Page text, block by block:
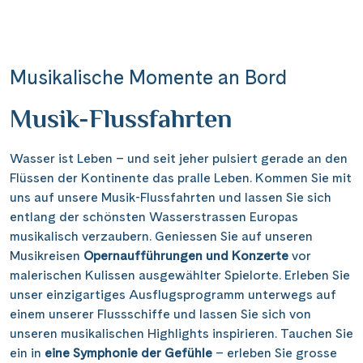
Kontakt
Reisekalender
Reisegutscheine
Newsletter
Reisekataloge
Kundenlogin
Hotline 0800 626 550DE| FR
Musikalische Momente an Bord
Musik-Flussfahrten
Wasser ist Leben – und seit jeher pulsiert gerade an den
Flüssen der Kontinente das pralle Leben. Kommen Sie mit
uns auf unsere Musik-Flussfahrten und lassen Sie sich
entlang der schönsten Wasserstrassen Europas
musikalisch verzaubern. Geniessen Sie auf unseren
Musikreisen Opernaufführungen und Konzerte vor
malerischen Kulissen ausgewählter Spielorte. Erleben Sie
unser einzigartiges Ausflugsprogramm unterwegs auf
einem unserer Flussschiffe und lassen Sie sich von
unseren musikalischen Highlights inspirieren. Tauchen Sie
ein in eine Symphonie der Gefühle – erleben Sie grosse
Schweiz (32)
Slowakei (11)
Ungarn (14)
Asien(28)
weitere Länder & Kontinente(49)
Havel, Peene & Hunte(20)
Maas & IJsselmeer (18)
Mosel(25)
Neckar(4)
Nil(8)
Oder, Ostsee, Nord-Ostsee-Kanal(19)
Oder, Ostsee, Peene(2)
Rhein(140)
Rhône & Saône (9)
Thurgau Avanti (19)
Thurgau Chopin (37)
Thurgau Gold (35)
Thurgau Prestige(24)
Thurgau Saxonia(28)
Voyage (5)
Naturreise (43)
Silvester (9)
Stricken(2)
Tanzreise(1)
Tulpenblüte(8)
Velo und Schiff (20)
Weihnachten(1)
Wellness und Erholung(2)
Wildlife(1)
Kloster Weltenburg
Kreidefelsen Rügen(2)
Krka Nationalpark(2)
Käsemarkt Alkmaar(4)
Kölner Dom(16)
Loreley, Romantischer Rhein (34)
Meyer Werft Papenburg(4)
Nord-Ostsee-Kanal (4)
Pont d’Avignon(6)
Hamburg
Koblenz (2)
Lagarde(1)
Linz(8)
Luxor(8)
Lyon (5)
Mainz(2)
Münster(1)
Nürnberg(2)